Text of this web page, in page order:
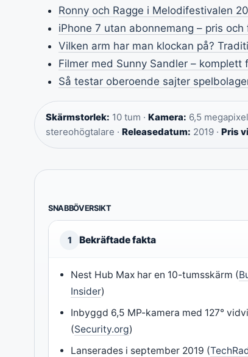
Ronny och Ragge i Melodifestivalen
iPhone 7 utan abonnemang – pris
Vilken arm har man klockan på?
Filmer med Sunny Sandler – komplett
Så testar oberoende sajter
Skärmstorlek: 10 tum · Kamera: 6,5
stereohögtalare · Releasedatum: 2019 · Pris
SNABBÖVERSIKT
1 Bekräftade fakta
Nest Hub Max har en 10-tumsskärm (
Insider)
Inbyggd 6,5 MP-kamera med 127°
(Security.org)
Lanserades i september 2019 (